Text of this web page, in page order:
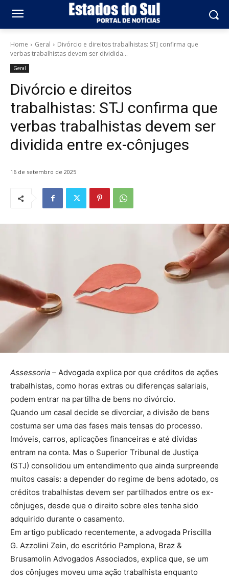
Home Geral
Divórcio e direitos trabalhistas: STJ confirma que
verbas trabalhistas devem ser dividida...
Geral
Divórcio e direitos
trabalhistas: STJ confirma que
verbas trabalhistas devem ser
dividida entre ex-cônjuges
16 de setembro de 2025
Assessoria – Advogada explica por que créditos de ações
trabalhistas, como horas extras ou diferenças salariais,
podem entrar na partilha de bens no divórcio.
Quando um casal decide se divorciar, a divisão de bens
costuma ser uma das fases mais tensas do processo.
Imóveis, carros, aplicações financeiras e até dívidas
entram na conta. Mas o Superior Tribunal de Justiça
(STJ) consolidou um entendimento que ainda surpreende
muitos casais: a depender do regime de bens adotado, os
créditos trabalhistas devem ser partilhados entre os ex-
cônjuges, desde que o direito sobre eles tenha sido
adquirido durante o casamento.
Em artigo publicado recentemente, a advogada Priscilla
G. Azzolini Zein, do escritório Pamplona, Braz &
Brusamolin Advogados Associados, explica que, se um
dos cônjuges moveu uma ação trabalhista enquanto